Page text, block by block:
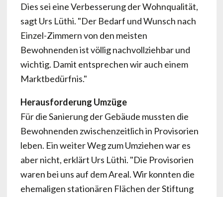
Dies sei eine Verbesserung der Wohnqualität,
sagt Urs Lüthi. "Der Bedarf und Wunsch nach
Einzel-Zimmern von den meisten
Bewohnenden ist völlig nachvollziehbar und
wichtig. Damit entsprechen wir auch einem
Marktbedürfnis."
Herausforderung Umzüge
Für die Sanierung der Gebäude mussten die
Bewohnenden zwischenzeitlich in Provisorien
leben. Ein weiter Weg zum Umziehen war es
aber nicht, erklärt Urs Lüthi. "Die Provisorien
waren bei uns auf dem Areal. Wir konnten die
ehemaligen stationären Flächen der Stiftung